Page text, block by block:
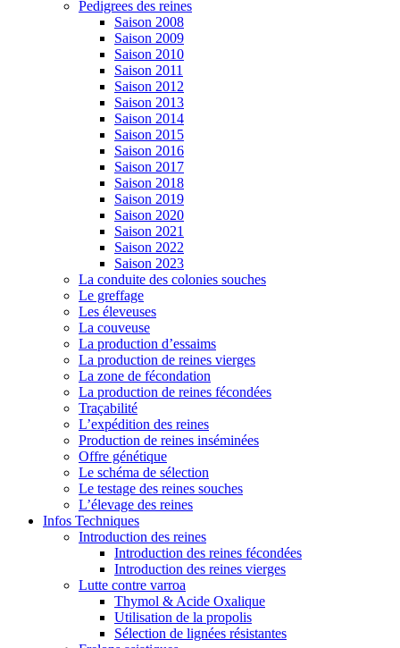
Pedigrees des reines
Saison 2008
Saison 2009
Saison 2010
Saison 2011
Saison 2012
Saison 2013
Saison 2014
Saison 2015
Saison 2016
Saison 2017
Saison 2018
Saison 2019
Saison 2020
Saison 2021
Saison 2022
Saison 2023
La conduite des colonies souches
Le greffage
Les éleveuses
La couveuse
La production d’essaims
La production de reines vierges
La zone de fécondation
La production de reines fécondées
Traçabilité
L’expédition des reines
Production de reines inséminées
Offre génétique
Le schéma de sélection
Le testage des reines souches
L’élevage des reines
Infos Techniques
Introduction des reines
Introduction des reines fécondées
Introduction des reines vierges
Lutte contre varroa
Thymol & Acide Oxalique
Utilisation de la propolis
Sélection de lignées résistantes